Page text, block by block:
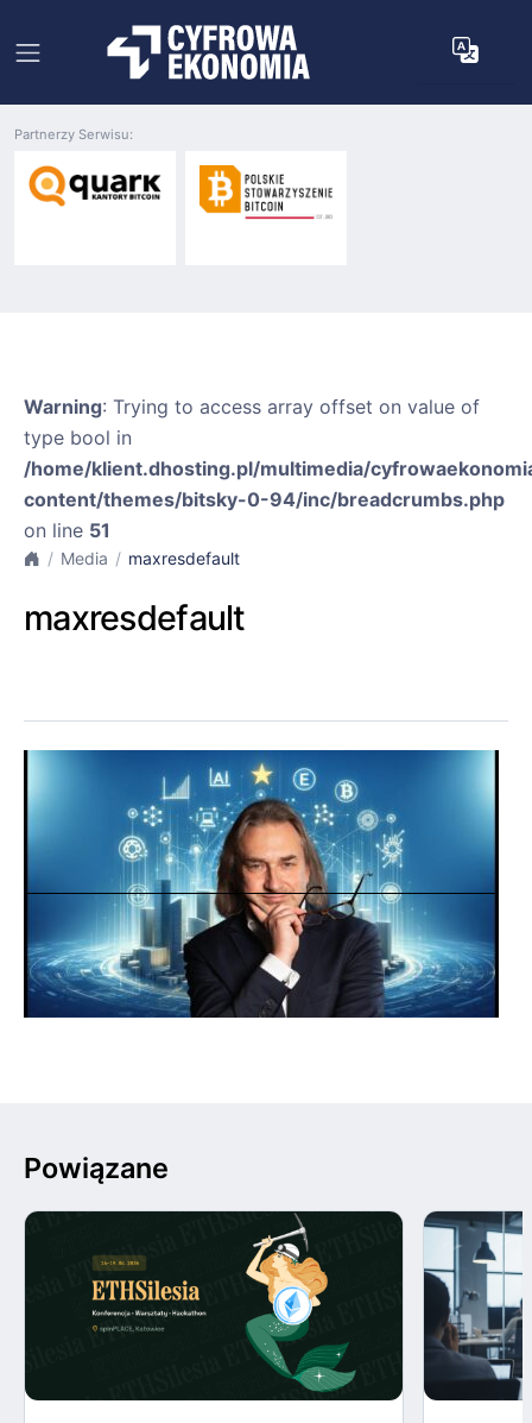
Partnerzy Serwisu:
Warning: Trying to access array offset on value of
type bool in
/home/klient.dhosting.pl/multimedia/
content/themes/bitsky-0-94/inc/breadcrumbs.php
on line 51
Media maxresdefault
maxresdefault
Powiązane